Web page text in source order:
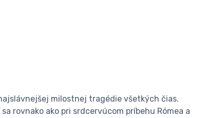
milostnej tragédie všetkých čias.
rovnako ako pri srdcervúcom príbehu Rómea a